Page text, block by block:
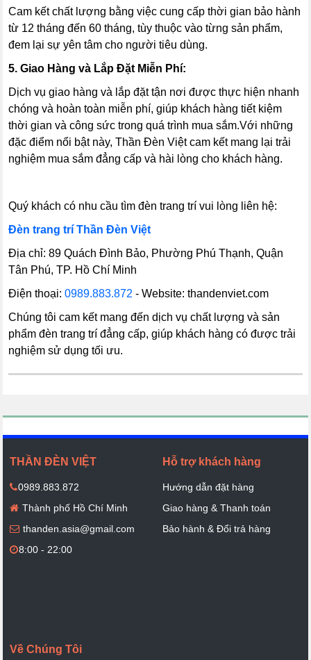
Cam kết chất lượng bằng việc cung cấp thời gian bảo hành
từ 12 tháng đến 60 tháng, tùy thuộc vào từng sản phẩm,
đem lại sự yên tâm cho người tiêu dùng.
5. Giao Hàng và Lắp Đặt Miễn Phí:
Dịch vụ giao hàng và lắp đặt tận nơi được thực hiện nhanh
chóng và hoàn toàn miễn phí, giúp khách hàng tiết kiệm
thời gian và công sức trong quá trình mua sắm.Với những
đặc điểm nổi bật này, Thần Đèn Việt cam kết mang lại trải
nghiệm mua sắm đẳng cấp và hài lòng cho khách hàng.
Quý khách có nhu cầu tìm đèn trang trí vui lòng liên hệ:
Đèn trang trí Thần Đèn Việt
Địa chỉ: 89 Quách Đình Bảo, Phường Phú Thạnh, Quận
Tân Phú, TP. Hồ Chí Minh
Điện thoại:0989.883.872 - Website: thandenviet.com
Chúng tôi cam kết mang đến dịch vụ chất lượng và sản
phẩm đèn trang trí đẳng cấp, giúp khách hàng có được trải
nghiệm sử dụng tối ưu.
THẦN ĐÈN VIỆT
0989.883.872
Thành phố Hồ Chí Minh
thanden.asia@gmail.com
8:00 - 22:00
Hỗ trợ khách hàng
Hướng dẫn đặt hàng
Giao hàng & Thanh toán
Bảo hành & Đổi trả hàng
Về Chúng Tôi